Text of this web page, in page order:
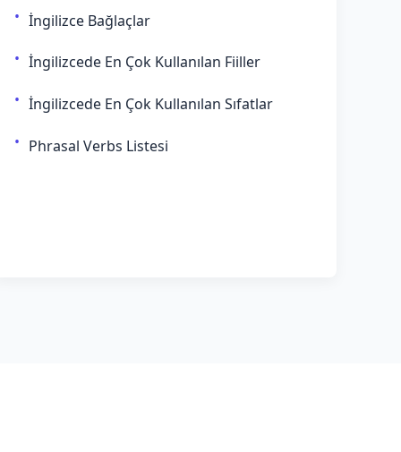
İngilizce Bağlaçlar
İngilizcede En Çok Kullanılan Fiiller
İngilizcede En Çok Kullanılan Sıfatlar
Phrasal Verbs Listesi